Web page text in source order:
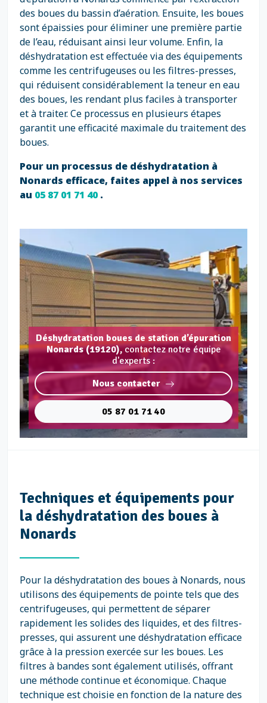
des boues du bassin d’aération. Ensuite, les boues
sont épaissies pour éliminer une première partie
de l’eau, réduisant ainsi leur volume. Enfin, la
déshydratation est effectuée via des équipements
comme les centrifugeuses ou les filtres-presses,
qui réduisent considérablement la teneur en eau
des boues, les rendant plus faciles à transporter
et à traiter. Ce processus en plusieurs étapes
garantit une efficacité maximale du traitement des
boues.
Pour un processus de déshydratation à
Nonards efficace, faites appel à nos services
au 05 87 01 71 40.
Déshydratation boues de station d’épuration
Nonards (19120),contactez notre équipe
d'experts :
Nous contacter
05 87 01 71 40
Techniques et équipements pour
la déshydratation des boues à
Nonards
Pour la déshydratation des boues à Nonards, nous
utilisons des équipements de pointe tels que des
centrifugeuses, qui permettent de séparer
rapidement les solides des liquides, et des filtres-
presses, qui assurent une déshydratation efficace
grâce à la pression exercée sur les boues. Les
filtres à bandes sont également utilisés, offrant
une méthode continue et économique. Chaque
technique est choisie en fonction de la nature des